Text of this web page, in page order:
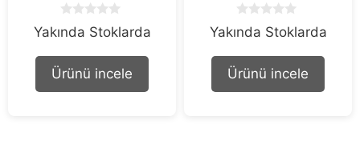
o
o
f
Yakında Stoklarda
Ürünü incele
o
o
f
Yakında Stoklarda
Ürünü incele